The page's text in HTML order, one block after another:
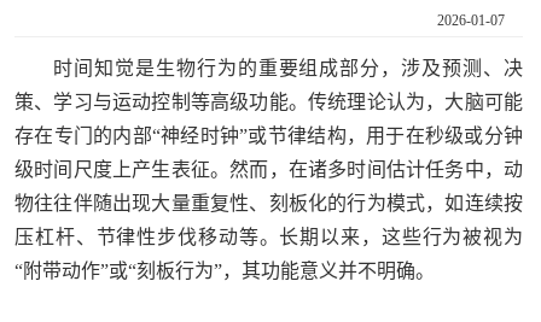
2026-01-07
时间知觉是生物行为的重要组成部分，涉及预测、决
策、学习与运动控制等高级功能。传统理论认为，大脑可能
存在专门的内部“神经时钟”或节律结构，用于在秒级或分钟
级时间尺度上产生表征。然而，在诸多时间估计任务中，动
物往往伴随出现大量重复性、刻板化的行为模式，如连续按
压杠杆、节律性步伐移动等。长期以来，这些行为被视为
“附带动作”或“刻板行为”，其功能意义并不明确。